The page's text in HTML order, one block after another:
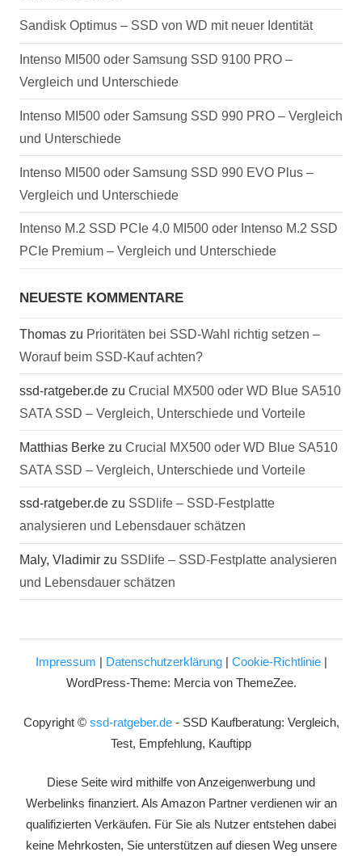
Sandisk Optimus – SSD von WD mit neuer Identität
Intenso MI500 oder Samsung SSD 9100 PRO –
Vergleich und Unterschiede
Intenso MI500 oder Samsung SSD 990 PRO – Vergleich
und Unterschiede
Intenso MI500 oder Samsung SSD 990 EVO Plus –
Vergleich und Unterschiede
Intenso M.2 SSD PCIe 4.0 MI500 oder Intenso M.2 SSD
PCIe Premium – Vergleich und Unterschiede
NEUESTE KOMMENTARE
Thomas zu Prioritäten bei SSD-Wahl richtig setzen –
Worauf beim SSD-Kauf achten?
ssd-ratgeber.de zu Crucial MX500 oder WD Blue SA510
SATA SSD – Vergleich, Unterschiede und Vorteile
Matthias Berke zu Crucial MX500 oder WD Blue SA510
SATA SSD – Vergleich, Unterschiede und Vorteile
ssd-ratgeber.de zu SSDlife – SSD-Festplatte
analysieren und Lebensdauer schätzen
Maly, Vladimir zu SSDlife – SSD-Festplatte analysieren
und Lebensdauer schätzen
Impressum Datenschutzerklärung| Cookie-Richtlinie|
WordPress-Theme: Mercia von ThemeZee.
Copyright © ssd-ratgeber.de- SSD Kaufberatung: Vergleich,
Test, Empfehlung, Kauftipp
Diese Seite wird mithilfe von Anzeigenwerbung und
Werbelinks finanziert. Als Amazon Partner verdienen wir an
qualifizierten Verkäufen. Für Sie als Nutzer entstehen dabei
keine Mehrkosten, Sie unterstützen auf diesen Weg unsere